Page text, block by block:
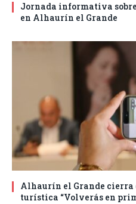
Jornada informativa
en Alhaurín el Grande
Alhaurín el Grande cierra
turística “Volverás en